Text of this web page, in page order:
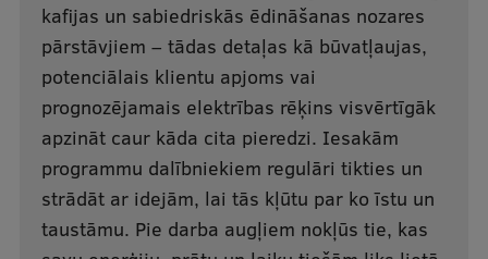
kafijas un sabiedriskās ēdināšanas nozares
pārstāvjiem – tādas detaļas kā būvatļaujas,
potenciālais klientu apjoms vai
prognozējamais elektrības rēķins visvērtīgāk
apzināt caur kāda cita pieredzi. Iesakām
programmu dalībniekiem regulāri tikties un
strādāt ar idejām, lai tās kļūtu par ko īstu un
taustāmu. Pie darba augļiem nokļūs tie, kas